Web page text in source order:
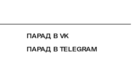
ПАРАД В VK
ПАРАД В TELEGRAM